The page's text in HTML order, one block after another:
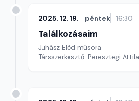
2025. 12. 19. péntek 16:30
Találkozásaim
Juhász Előd műsora
Társszerkesztő: Peresztegi Attila